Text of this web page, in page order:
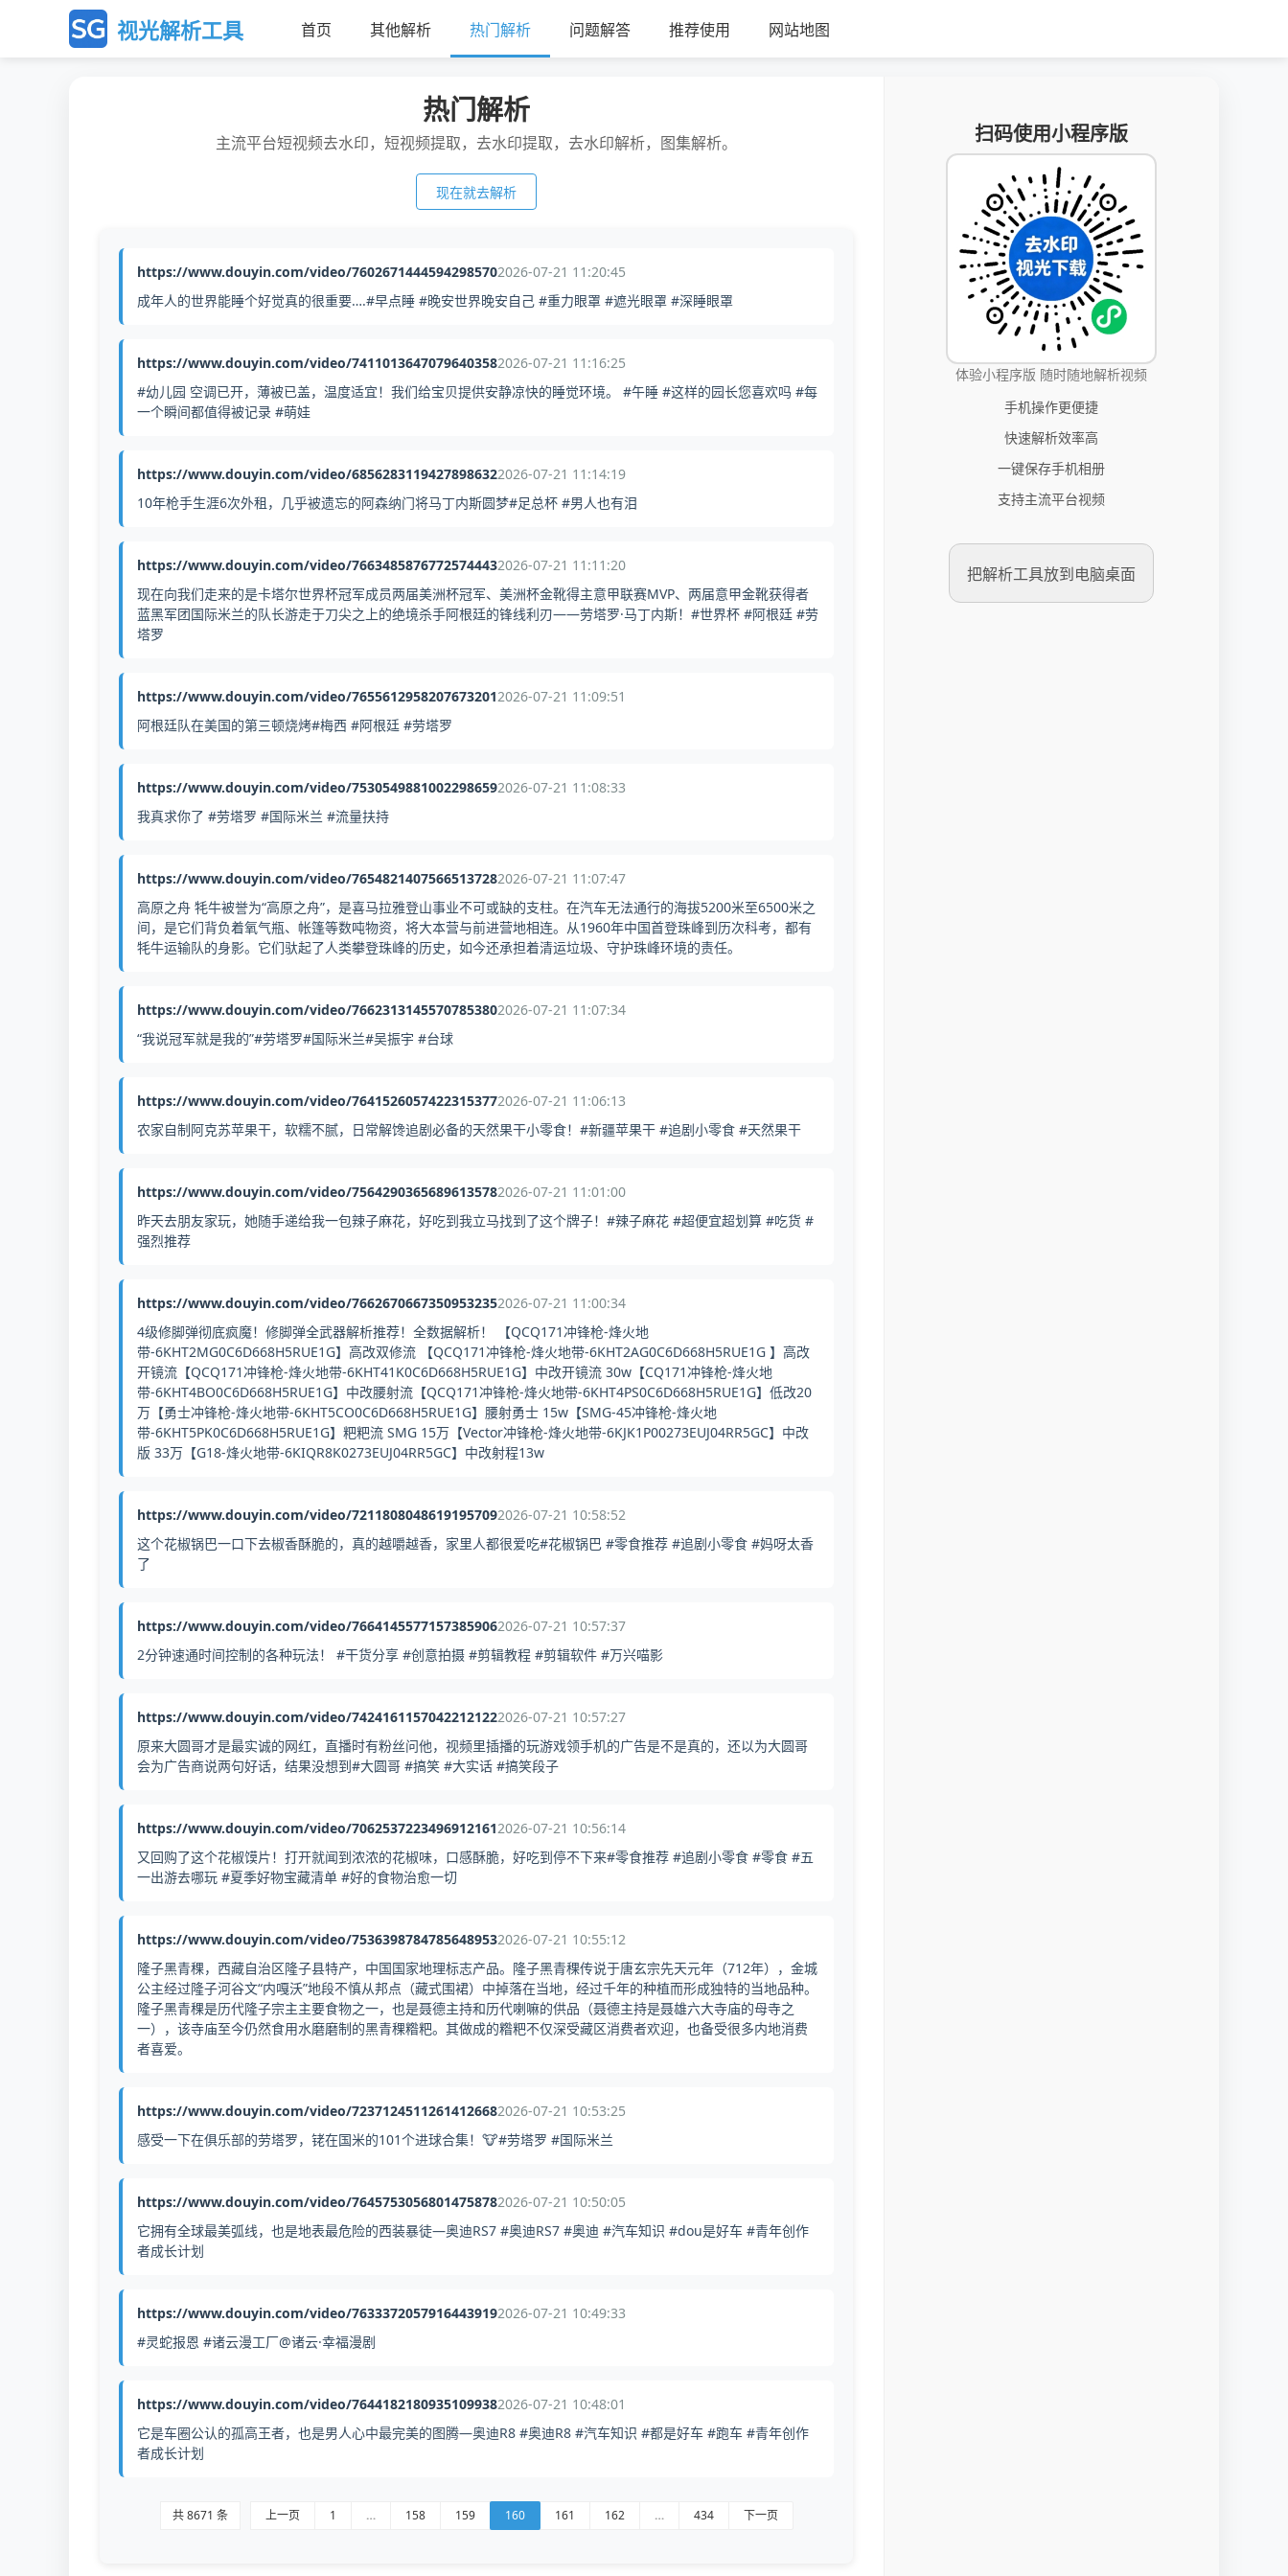
视光解析工具 首页 其他解析 热门解析 问题解答 推荐使用 网站地图
热门解析
主流平台短视频去水印，短视频提取，去水印提取，去水印解析，图集解析。
现在就去解析
https://www.douyin.com/video/76026714445942985702026-07-21 11:20:45
成年人的世界能睡个好觉真的很重要….#早点睡 #晚安世界晚安自己 #重力眼罩 #遮光眼罩 #深睡眼罩
https://www.douyin.com/video/74110136470796403582026-07-21 11:16:25
#幼儿园 空调已开，薄被已盖，温度适宜！我们给宝贝提供安静凉快的睡觉环境。 #午睡 #这样的园长您喜欢吗 #每
一个瞬间都值得被记录 #萌娃
https://www.douyin.com/video/68562831194278986322026-07-21 11:14:19
10年枪手生涯6次外租，几乎被遗忘的阿森纳门将马丁内斯圆梦#足总杯 #男人也有泪
https://www.douyin.com/video/76634858767725744432026-07-21 11:11:20
现在向我们走来的是卡塔尔世界杯冠军成员两届美洲杯冠军、美洲杯金靴得主意甲联赛MVP、两届意甲金靴获得者
蓝黑军团国际米兰的队长游走于刀尖之上的绝境杀手阿根廷的锋线利刃——劳塔罗·马丁内斯！#世界杯 #阿根廷 #劳
塔罗
https://www.douyin.com/video/76556129582076732012026-07-21 11:09:51
阿根廷队在美国的第三顿烧烤#梅西 #阿根廷 #劳塔罗
https://www.douyin.com/video/75305498810022986592026-07-21 11:08:33
我真求你了 #劳塔罗 #国际米兰 #流量扶持
https://www.douyin.com/video/76548214075665137282026-07-21 11:07:47
高原之舟 牦牛被誉为“高原之舟”，是喜马拉雅登山事业不可或缺的支柱。在汽车无法通行的海拔5200米至6500米之
间，是它们背负着氧气瓶、帐篷等数吨物资，将大本营与前进营地相连。从1960年中国首登珠峰到历次科考，都有
牦牛运输队的身影。它们驮起了人类攀登珠峰的历史，如今还承担着清运垃圾、守护珠峰环境的责任。
https://www.douyin.com/video/76623131455707853802026-07-21 11:07:34
“我说冠军就是我的”#劳塔罗#国际米兰#吴振宇 #台球
https://www.douyin.com/video/76415260574223153772026-07-21 11:06:13
农家自制阿克苏苹果干，软糯不腻，日常解馋追剧必备的天然果干小零食！#新疆苹果干 #追剧小零食 #天然果干
https://www.douyin.com/video/75642903656896135782026-07-21 11:01:00
昨天去朋友家玩，她随手递给我一包辣子麻花，好吃到我立马找到了这个牌子！#辣子麻花 #超便宜超划算 #吃货 #
强烈推荐
https://www.douyin.com/video/76626706673509532352026-07-21 11:00:34
4级修脚弹彻底疯魔！修脚弹全武器解析推荐！全数据解析！ 【QCQ171冲锋枪-烽火地
带-6KHT2MG0C6D668H5RUE1G】高改双修流 【QCQ171冲锋枪-烽火地带-6KHT2AG0C6D668H5RUE1G 】高改
开镜流【QCQ171冲锋枪-烽火地带-6KHT41K0C6D668H5RUE1G】中改开镜流 30w【CQ171冲锋枪-烽火地
带-6KHT4BO0C6D668H5RUE1G】中改腰射流【QCQ171冲锋枪-烽火地带-6KHT4PS0C6D668H5RUE1G】低改20
万【勇士冲锋枪-烽火地带-6KHT5CO0C6D668H5RUE1G】腰射勇士 15w【SMG-45冲锋枪-烽火地
带-6KHT5PK0C6D668H5RUE1G】粑粑流 SMG 15万【Vector冲锋枪-烽火地带-6KJK1P00273EUJ04RR5GC】中改
版 33万【G18-烽火地带-6KIQR8K0273EUJ04RR5GC】中改射程13w
https://www.douyin.com/video/72118080486191957092026-07-21 10:58:52
这个花椒锅巴一口下去椒香酥脆的，真的越嚼越香，家里人都很爱吃#花椒锅巴 #零食推荐 #追剧小零食 #妈呀太香
了
https://www.douyin.com/video/76641455771573859062026-07-21 10:57:37
2分钟速通时间控制的各种玩法！ #干货分享 #创意拍摄 #剪辑教程 #剪辑软件 #万兴喵影
https://www.douyin.com/video/74241611570422121222026-07-21 10:57:27
原来大圆哥才是最实诚的网红，直播时有粉丝问他，视频里插播的玩游戏领手机的广告是不是真的，还以为大圆哥
会为广告商说两句好话，结果没想到#大圆哥 #搞笑 #大实话 #搞笑段子
https://www.douyin.com/video/70625372234969121612026-07-21 10:56:14
又回购了这个花椒馍片！打开就闻到浓浓的花椒味，口感酥脆，好吃到停不下来#零食推荐 #追剧小零食 #零食 #五
一出游去哪玩 #夏季好物宝藏清单 #好的食物治愈一切
https://www.douyin.com/video/75363987847856489532026-07-21 10:55:12
隆子黑青稞，西藏自治区隆子县特产，中国国家地理标志产品。隆子黑青稞传说于唐玄宗先天元年（712年），金城
公主经过隆子河谷文“内嘎沃”地段不慎从邦点（藏式围裙）中掉落在当地，经过千年的种植而形成独特的当地品种。
隆子黑青稞是历代隆子宗主主要食物之一，也是聂德主持和历代喇嘛的供品（聂德主持是聂雄六大寺庙的母寺之
一），该寺庙至今仍然食用水磨磨制的黑青稞糌粑。其做成的糌粑不仅深受藏区消费者欢迎，也备受很多内地消费
者喜爱。
https://www.douyin.com/video/72371245112614126682026-07-21 10:53:25
感受一下在俱乐部的劳塔罗，铑在国米的101个进球合集！🐮#劳塔罗 #国际米兰
https://www.douyin.com/video/76457530568014758782026-07-21 10:50:05
它拥有全球最美弧线，也是地表最危险的西装暴徒—奥迪RS7 #奥迪RS7 #奥迪 #汽车知识 #dou是好车 #青年创作
者成长计划
https://www.douyin.com/video/76333720579164439192026-07-21 10:49:33
#灵蛇报恩 #诸云漫工厂@诸云·幸福漫剧
https://www.douyin.com/video/76441821809351099382026-07-21 10:48:01
它是车圈公认的孤高王者，也是男人心中最完美的图腾—奥迪R8 #奥迪R8 #汽车知识 #都是好车 #跑车 #青年创作
者成长计划
共 8671 条 上一页 1 … 158 159 160 161 162 … 434 下一页
扫码使用小程序版
体验小程序版 随时随地解析视频
手机操作更便捷
快速解析效率高
一键保存手机相册
支持主流平台视频
把解析工具放到电脑桌面